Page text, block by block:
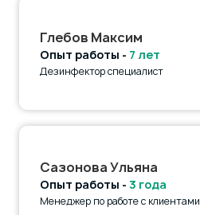
Глебов Максим
Опыт работы - 7 лет
Дезинфектор специалист
Сазонова Ульяна
Опыт работы - 3 года
Менеджер по работе с клиентами